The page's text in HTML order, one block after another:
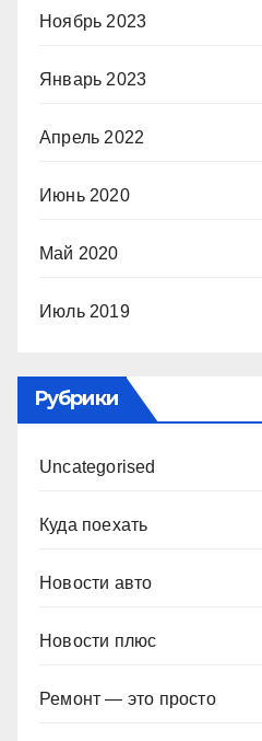
Ноябрь 2023
Январь 2023
Апрель 2022
Июнь 2020
Май 2020
Июль 2019
Рубрики
Uncategorised
Куда поехать
Новости авто
Новости плюс
Ремонт — это просто